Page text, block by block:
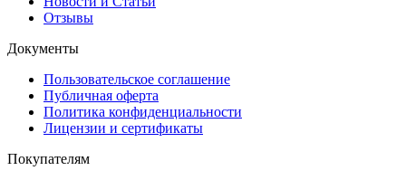
Отзывы
Документы
Пользовательское соглашение
Публичная оферта
Политика конфиденциальности
Лицензии и сертификаты
Покупателям